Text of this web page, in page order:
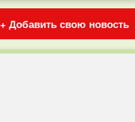
+ Добавить свою новость